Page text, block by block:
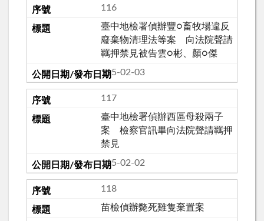
116
臺中地檢署偵辦豐○畜牧場違反
廢棄物清理法等案 向法院聲請
羈押禁見被告雲○彬、顏○傑
115-02-03
117
臺中地檢署偵辦西區母殺兩子
案 檢察官訊畢向法院聲請羈押
禁見
115-02-02
118
苗檢偵辦斃死雞隻棄置案